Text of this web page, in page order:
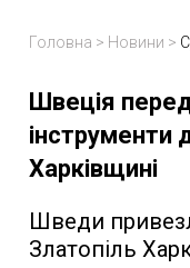
Головна > Новини >
Швеція
інструменти
Харківщині
Шведи
Златопіль